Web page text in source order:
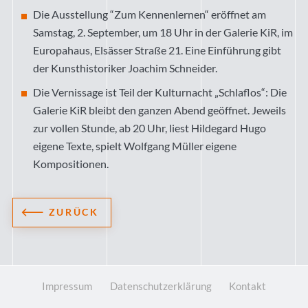
Die Ausstellung “Zum Kennenlernen“ eröffnet am
Samstag, 2. September, um 18 Uhr in der Galerie KiR, im
Europahaus, Elsässer Straße 21. Eine Einführung gibt
der Kunsthistoriker Joachim Schneider.
Die Vernissage ist Teil der Kulturnacht „Schlaflos“: Die
Galerie KiR bleibt den ganzen Abend geöffnet. Jeweils
zur vollen Stunde, ab 20 Uhr, liest Hildegard Hugo
eigene Texte, spielt Wolfgang Müller eigene
Kompositionen.
ZURÜCK
Impressum Datenschutzerklärung Kontakt